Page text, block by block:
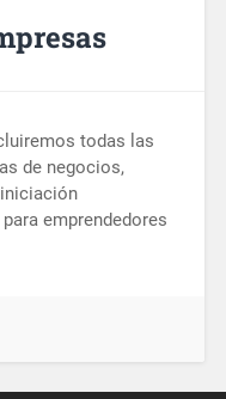
todas las
de negocios,
emprendedores